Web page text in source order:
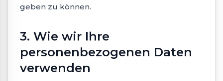
geben zu können.
3. Wie wir Ihre
personenbezogenen Daten
verwenden